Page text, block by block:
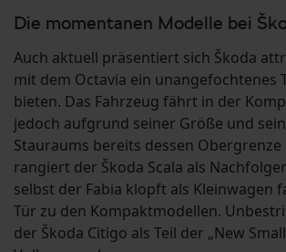
Die momentanen Modelle bei
Auch aktuell präsentiert sich Škoda
mit dem Octavia ein unangefochtenes
bieten. Das Fahrzeug fährt in der
jedoch aufgrund seiner Größe und
Stauraums bereits dessen
rangiert der Škoda Scala als
selbst der Fabia klopft als Kleinwagen
Tür zu den Kompaktmodellen.
der Škoda Citigo als Teil der „New